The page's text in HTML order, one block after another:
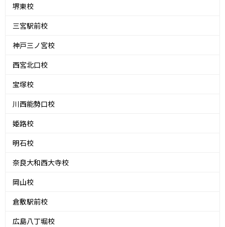
堺東校
三宮駅前校
神戸三ノ宮校
西宮北口校
宝塚校
川西能勢口校
姫路校
明石校
奈良大和西大寺校
岡山校
倉敷駅前校
広島八丁堀校